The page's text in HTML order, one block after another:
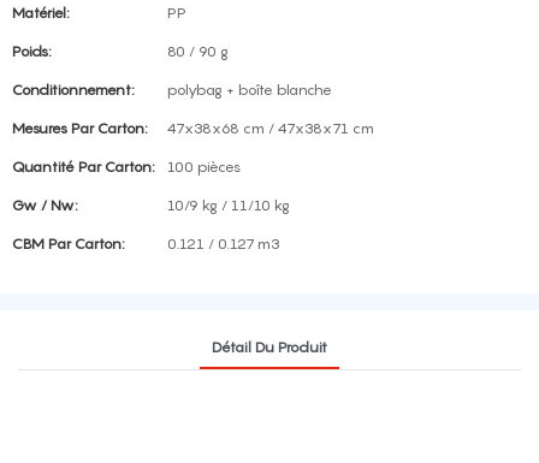
Matériel:
PP
Poids: 80 / 90 g
Conditionnement: polybag + boîte blanche
Mesures Par Carton: 47x38x68 cm / 47x38x71 cm
Quantité Par Carton: 100 pièces
Gw / Nw: 10/9 kg / 11/10 kg
CBM Par Carton: 0.121 / 0.127 m3
Détail Du Produit